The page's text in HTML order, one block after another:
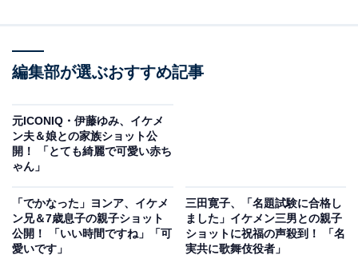
編集部が選ぶおすすめ記事
元ICONIQ・伊藤ゆみ、イケメ
ン夫＆娘との家族ショット公
開！ 「とても綺麗で可愛い赤ち
ゃん」
「でかなった」ヨンア、イケメ
ン兄＆7歳息子の親子ショット
公開！ 「いい時間ですね」「可
愛いです」
三田寛子、「名題試験に合格し
ました」イケメン三男との親子
ショットに祝福の声殺到！ 「名
実共に歌舞伎役者」